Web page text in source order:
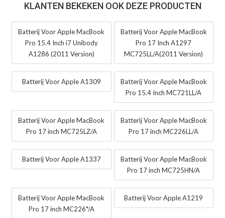
KLANTEN BEKEKEN OOK DEZE PRODUCTEN
Batterij Voor Apple MacBook
Pro 15.4 Inch i7 Unibody
A1286 (2011 Version)
Batterij Voor Apple MacBook
Pro 17 Inch A1297
MC725LL/A(2011 Version)
Batterij Voor Apple A1309
Batterij Voor Apple MacBook
Pro 15.4 Inch MC721LL/A
Batterij Voor Apple MacBook
Pro 17 inch MC725LZ/A
Batterij Voor Apple MacBook
Pro 17 inch MC226LL/A
Batterij Voor Apple A1337
Batterij Voor Apple MacBook
Pro 17 inch MC725HN/A
Batterij Voor Apple MacBook
Pro 17 inch MC226*/A
Batterij Voor Apple A1219